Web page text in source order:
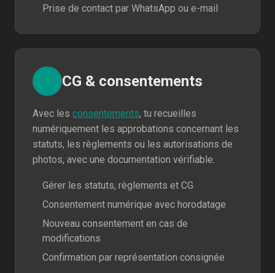
Prise de contact par WhatsApp ou e-mail
CG & consentements
Avec les consentements, tu recueilles
numériquement les approbations concernant les
statuts, les règlements ou les autorisations de
photos, avec une documentation vérifiable.
Gérer les statuts, règlements et CG
Consentement numérique avec horodatage
Nouveau consentement en cas de
modifications
Confirmation par représentation consignée